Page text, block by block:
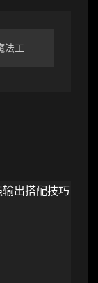
魔法工艺 全怪物图鉴 永恒堡垒②